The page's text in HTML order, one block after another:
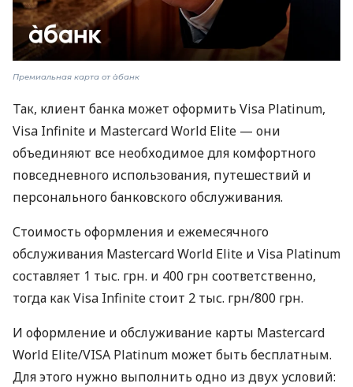
Премиальная карта от àбанк
Так, клиент банка может оформить Visa Platinum,
Visa Infinite и Mastercard World Elite — они
объединяют все необходимое для комфортного
повседневного использования, путешествий и
персонального банковского обслуживания.
Стоимость оформления и ежемесячного
обслуживания Mastercard World Elite и Visa Platinum
составляет 1 тыс. грн. и 400 грн соответственно,
тогда как Visa Infinite стоит 2 тыс. грн/800 грн.
И оформление и обслуживание карты Mastercard
World Elite/VISA Platinum может быть бесплатным.
Для этого нужно выполнить одно из двух условий: